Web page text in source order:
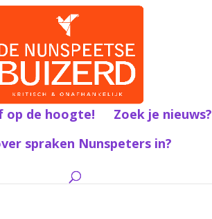
op de hoogte! Zoek je nieuws?
spraken Nunspeters in?